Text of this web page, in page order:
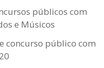
públicos com
e Músicos
concurso público com